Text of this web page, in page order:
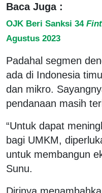
Baca Juga :
OJK Beri Sanksi 34
Agustus 2023
Padahal segmen
ada di Indonesia
dan mikro.
pendanaan masih
“Untuk dapat
bagi UMKM,
untuk membangun
Sunu.